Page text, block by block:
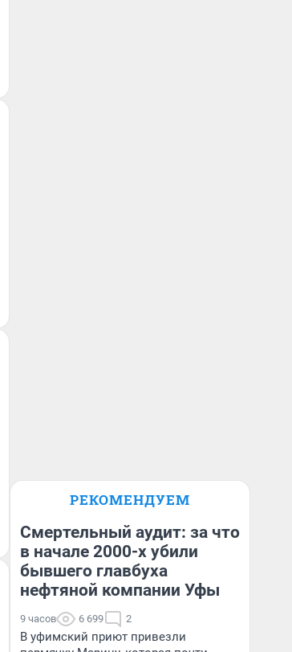
РЕКОМЕНДУЕМ
Смертельный аудит: за что
в начале 2000-х убили
бывшего главбуха
нефтяной компании Уфы
9 часов 6 699 2
В уфимский приют привезли